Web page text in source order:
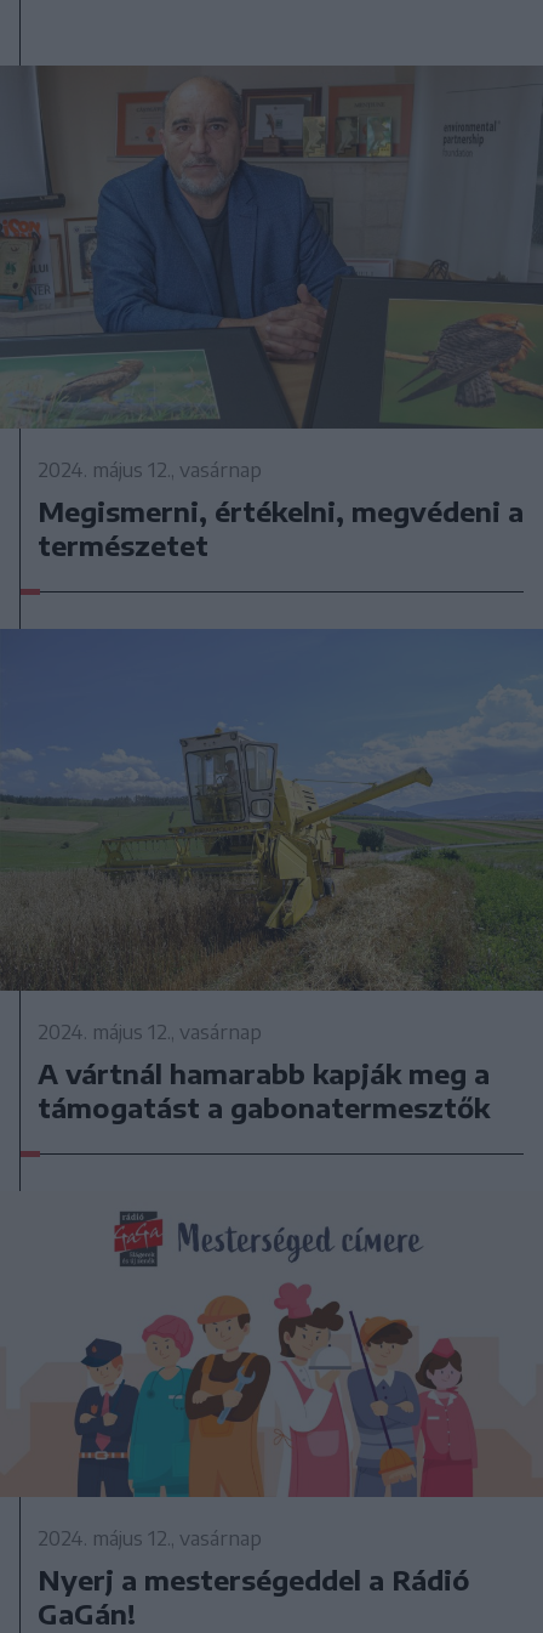
2024. május 12., vasárnap
Megismerni, értékelni, megvédeni a
természetet
2024. május 12., vasárnap
A vártnál hamarabb kapják meg a
támogatást a gabonatermesztők
2024. május 12., vasárnap
Nyerj a mesterségeddel a Rádió
GaGán!